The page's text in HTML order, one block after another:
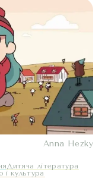
Anna Hezky
Дитяча література
і культура